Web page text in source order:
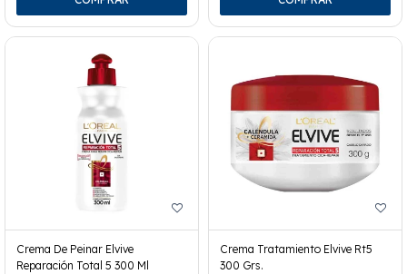
Crema De Peinar Elvive
Reparación Total 5 300 Ml
Crema Tratamiento Elvive Rt5
300 Grs.